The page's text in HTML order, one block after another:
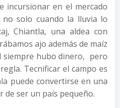
incursionar en el mercado
solo cuando la lluvia lo
Chiantla, una aldea con
ajo además de maíz
siempre hubo dinero, pero
Tecnificar el campo es
puede convertirse en una
de ser un país pequeño.